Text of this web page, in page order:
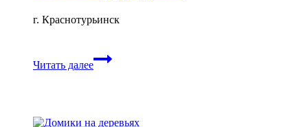
г. Краснотурьинск
Читать далее
Поляна
Бурундуков